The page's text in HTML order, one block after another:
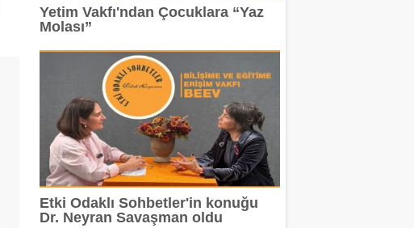
Yetim Vakfı'ndan Çocuklara “Yaz
Molası”
Etki Odaklı Sohbetler'in konuğu
Dr. Neyran Savaşman oldu